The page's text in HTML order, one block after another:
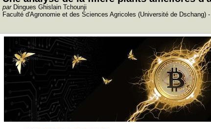
parDingues Ghislain Tchounji
Faculté d'Agronomie et des Sciences Agricoles (Université de